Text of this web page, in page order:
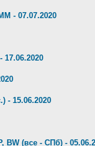
- 07.07.2020
17.06.2020
- 15.06.2020
BW (все - СПб) -